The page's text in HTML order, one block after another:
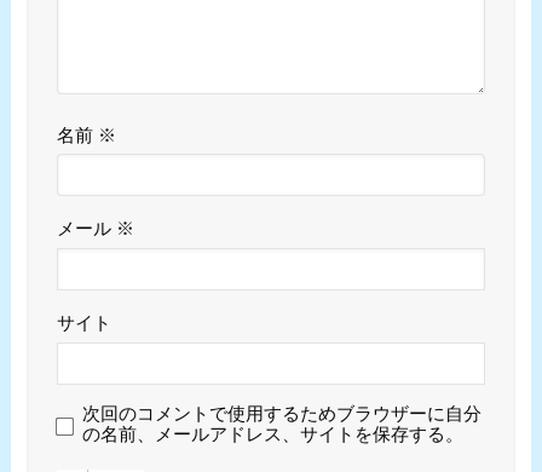
名前 ※
メール ※
サイト
次回のコメントで使用するためブラウザーに自分
の名前、メールアドレス、サイトを保存する。